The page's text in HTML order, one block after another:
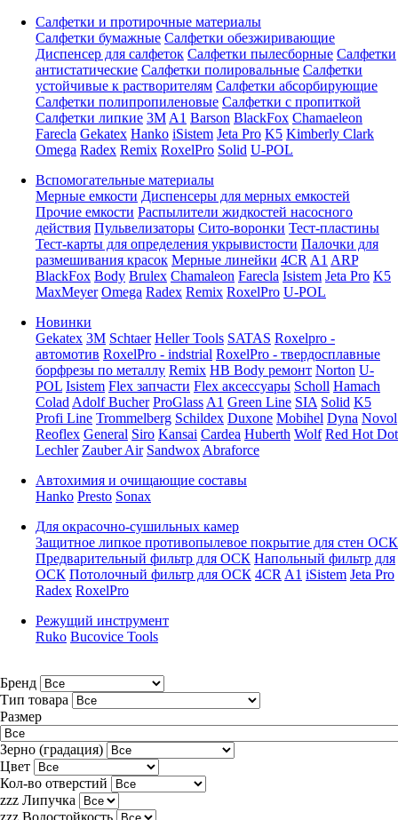
Салфетки и протирочные материалы
Салфетки бумажные Салфетки обезжиривающие
Диспенсер для салфеток Салфетки пылесборные Салфетки
антистатические Салфетки полировальные Салфетки
устойчивые к растворителям Салфетки абсорбирующие
Салфетки полипропиленовые Салфетки с пропиткой
Салфетки липкие 3M A1 Barson BlackFox Chamaeleon
Farecla Gekatex Hanko iSistem Jeta Pro K5 Kimberly Clark
Omega Radex Remix RoxelPro Solid U-POL
Вспомогательные материалы
Мерные емкости Диспенсеры для мерных емкостей
Прочие емкости Распылители жидкостей насосного
действия Пульвелизаторы Сито-воронки Тест-пластины
Тест-карты для определения укрывистости Палочки для
размешивания красок Мерные линейки 4CR A1 ARP
BlackFox Body Brulex Chamaleon Farecla Isistem Jeta Pro K5
MaxMeyer Omega Radex Remix RoxelPro U-POL
Новинки
Gekatex 3M Schtaer Heller Tools SATAS Roxelpro -
автомотив RoxelPro - indstrial RoxelPro - твердосплавные
борфрезы по металлу Remix HB Body ремонт Norton U-
POL Isistem Flex запчасти Flex аксессуары Scholl Hamach
Colad Adolf Bucher ProGlass A1 Green Line SIA Solid K5
Profi Line Trommelberg Schildex Duxone Mobihel Dyna Novol
Reoflex General Siro Kansai Cardea Huberth Wolf Red Hot Dot
Lechler Zauber Air Sandwox Abraforce
Автохимия и очищающие составы
Hanko Presto Sonax
Для окрасочно-сушильных камер
Защитное липкое противопылевое покрытие для стен ОСК
Предварительный фильтр для ОСК Напольный фильтр для
ОСК Потолочный фильтр для ОСК 4CR A1 iSistem Jeta Pro
Radex RoxelPro
Режущий инструмент
Ruko Bucovice Tools
Бренд
Тип товара
Размер
Зерно (градация)
Цвет
Кол-во отверстий
zzz Липучка
zzz Водостойкость